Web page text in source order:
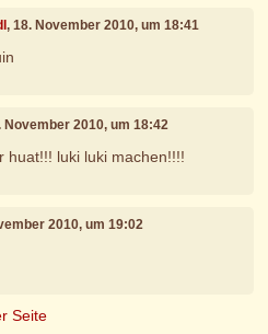
, 18. November 2010, um 18:41
November 2010, um 18:42
huat!!! luki luki machen!!!!
2010, um 19:02
Seite